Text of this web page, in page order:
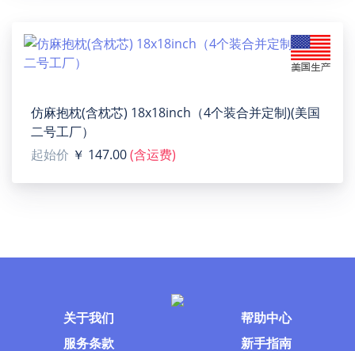
dpi.
仿麻抱枕(含枕芯) 18x18inch（4个装合并定制)(美国
二号工厂）
起始价 ￥ 147.00(含运费)
关于我们
服务条款
帮助中心
新手指南